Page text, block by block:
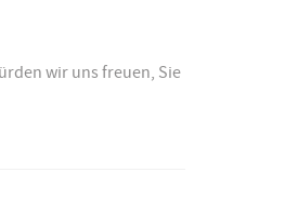
wir uns freuen, Sie